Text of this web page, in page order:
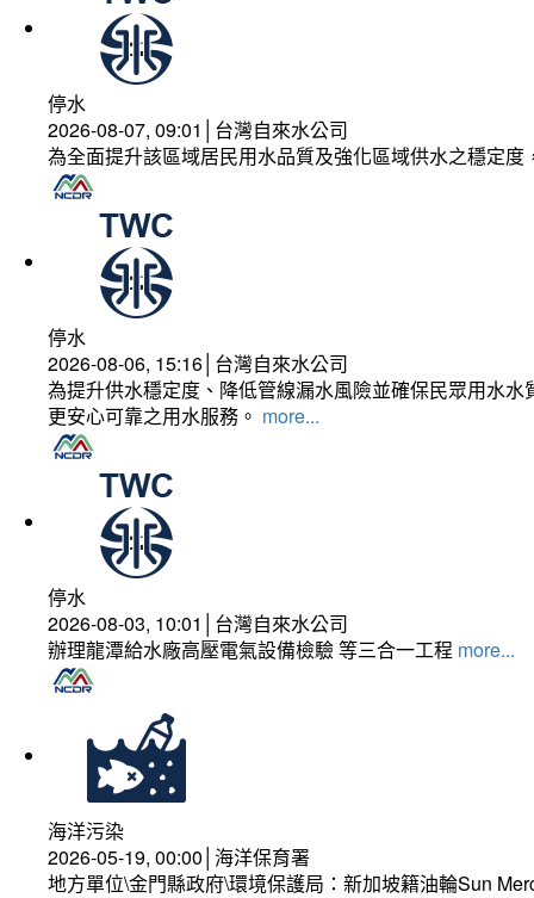
停水
2026-08-07, 09:01│台灣自來水公司
為全面提升該區域居民用水品質及強化區域供水之穩定
停水
2026-08-06, 15:16│台灣自來水公司
為提升供水穩定度、降低管線漏水風險並確保民眾用水
更安心可靠之用水服務。 more...
停水
2026-08-03, 10:01│台灣自來水公司
辦理龍潭給水廠高壓電氣設備檢驗 等三合一工程 more...
海洋污染
2026-05-19, 00:00│海洋保育署
地方單位\金門縣政府\環境保護局：新加坡籍油輪Sun